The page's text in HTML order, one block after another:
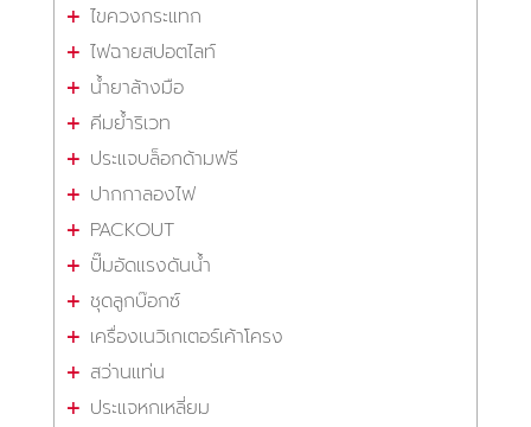
ไขควงกระแทก
ไฟฉายสปอตไลท์
น้ำยาล้างมือ
คีมย้ำริเวท
ประแจบล็อกด้ามฟรี
ปากกาลองไฟ
PACKOUT
ปั๊มอัดแรงดันน้ำ
ชุดลูกบ๊อกซ์
เครื่องเนวิเกเตอร์เค้าโครง
สว่านแท่น
ประแจหกเหลี่ยม